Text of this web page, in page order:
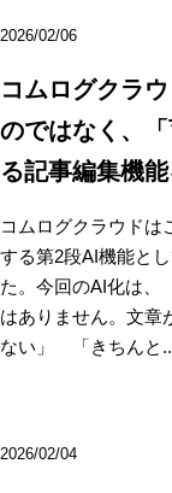
2026/02/06
コムログクラ
のではなく、
る記事編集機
コムログクラウド
する第2段AI機能と
た。今回のAI化は
はありません。文
ない」 「きちんと
2026/02/04